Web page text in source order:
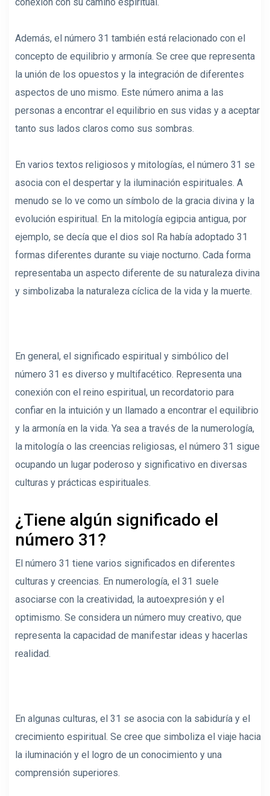
Además, el número 31 también está relacionado con el
concepto de equilibrio y armonía. Se cree que representa
la unión de los opuestos y la integración de diferentes
aspectos de uno mismo. Este número anima a las
personas a encontrar el equilibrio en sus vidas y a aceptar
tanto sus lados claros como sus sombras.
En varios textos religiosos y mitologías, el número 31 se
asocia con el despertar y la iluminación espirituales. A
menudo se lo ve como un símbolo de la gracia divina y la
evolución espiritual. En la mitología egipcia antigua, por
ejemplo, se decía que el dios sol Ra había adoptado 31
formas diferentes durante su viaje nocturno. Cada forma
representaba un aspecto diferente de su naturaleza divina
y simbolizaba la naturaleza cíclica de la vida y la muerte.
En general, el significado espiritual y simbólico del
número 31 es diverso y multifacético. Representa una
conexión con el reino espiritual, un recordatorio para
confiar en la intuición y un llamado a encontrar el equilibrio
y la armonía en la vida. Ya sea a través de la numerología,
la mitología o las creencias religiosas, el número 31 sigue
ocupando un lugar poderoso y significativo en diversas
culturas y prácticas espirituales.
¿Tiene algún significado el
número 31?
El número 31 tiene varios significados en diferentes
culturas y creencias. En numerología, el 31 suele
asociarse con la creatividad, la autoexpresión y el
optimismo. Se considera un número muy creativo, que
representa la capacidad de manifestar ideas y hacerlas
realidad.
En algunas culturas, el 31 se asocia con la sabiduría y el
crecimiento espiritual. Se cree que simboliza el viaje hacia
la iluminación y el logro de un conocimiento y una
comprensión superiores.